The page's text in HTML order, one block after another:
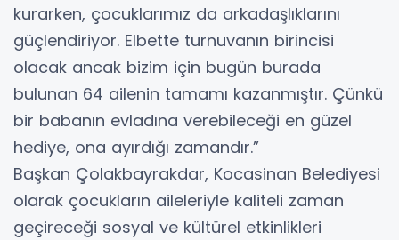
kurarken, çocuklarımız da arkadaşlıklarını
güçlendiriyor. Elbette turnuvanın birincisi
olacak ancak bizim için bugün burada
bulunan 64 ailenin tamamı kazanmıştır. Çünkü
bir babanın evladına verebileceği en güzel
hediye, ona ayırdığı zamandır.”
Başkan Çolakbayrakdar, Kocasinan Belediyesi
olarak çocukların aileleriyle kaliteli zaman
geçireceği sosyal ve kültürel etkinlikleri